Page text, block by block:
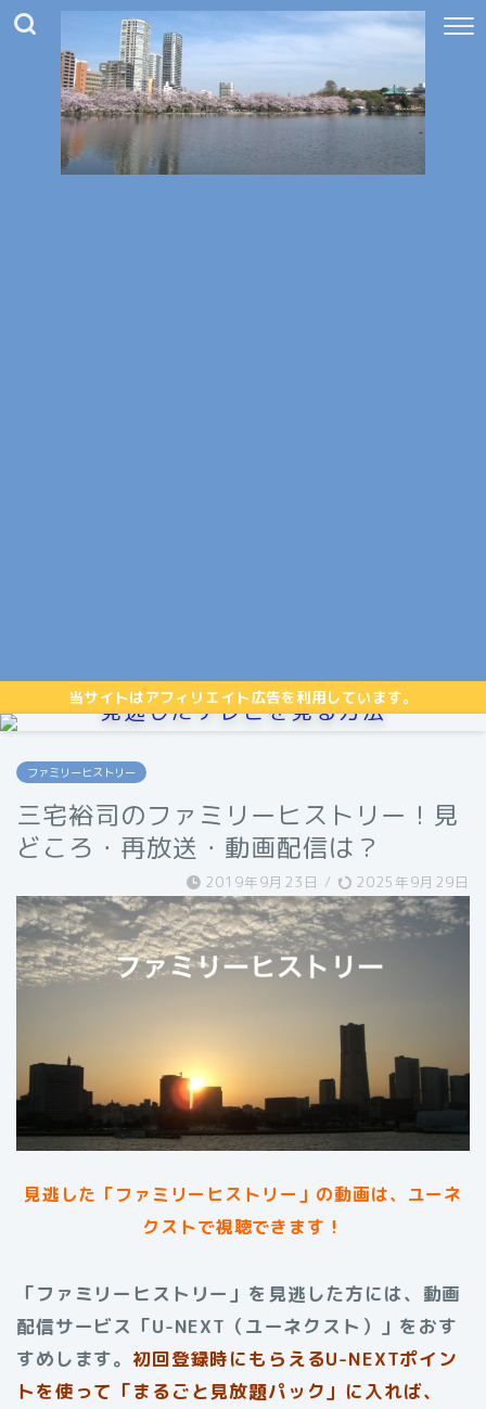
当サイトはアフィリエイト広告を利用しています。
見逃したテレビを見る方法
ファミリーヒストリー
三宅裕司のファミリーヒストリー！見
どころ・再放送・動画配信は？
2019年9月23日 / 2025年9月29日
見逃した「ファミリーヒストリー」の動画は、ユーネ
クストで視聴できます！
「ファミリーヒストリー」を見逃した方には、動画
配信サービス「U-NEXT（ユーネクスト）」をおす
すめします。 初回登録時にもらえるU-NEXTポイン
トを使って「まるごと見放題パック」に入れば、